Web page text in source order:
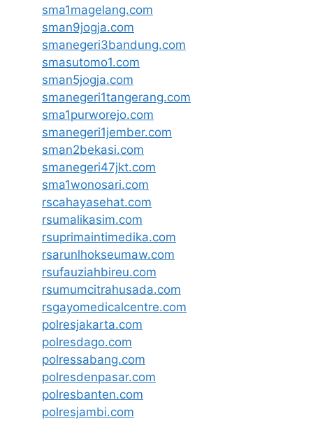
sma1magelang.com
sman9jogja.com
smanegeri3bandung.com
smasutomo1.com
sman5jogja.com
smanegeri1tangerang.com
sma1purworejo.com
smanegeri1jember.com
sman2bekasi.com
smanegeri47jkt.com
sma1wonosari.com
rscahayasehat.com
rsumalikasim.com
rsuprimaintimedika.com
rsarunlhokseumaw.com
rsufauziahbireu.com
rsumumcitrahusada.com
rsgayomedicalcentre.com
polresjakarta.com
polresdago.com
polressabang.com
polresdenpasar.com
polresbanten.com
polresjambi.com